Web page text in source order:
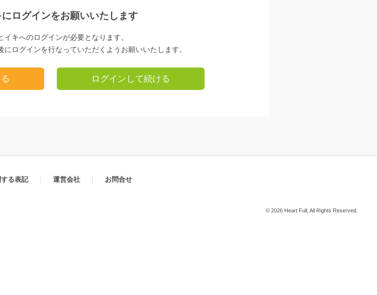
にログインをお願いいたします
キへのログインが必要となります。
ログインを行なっていただくようお願いいたします。
ログインして続ける
る表記 運営会社 お問合せ
© 2026 Heart Full, All Rights Reserved.